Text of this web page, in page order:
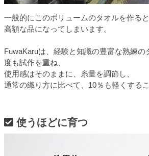
一般的にこのボリュームのタオルを作る
高額な品になってしまいます。
FuwaKaruは、経験と知識の豊富な熟練の
度も試作を重ね、
使用感はそのままに、糸量を調節し、
通常の織り方に比べて、10％も軽くする
使うほどに育つ